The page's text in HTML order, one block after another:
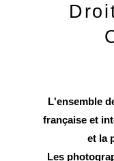
L'ensemble
française et
et la
Les